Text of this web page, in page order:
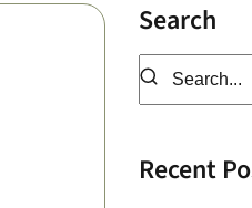
Search
Recent